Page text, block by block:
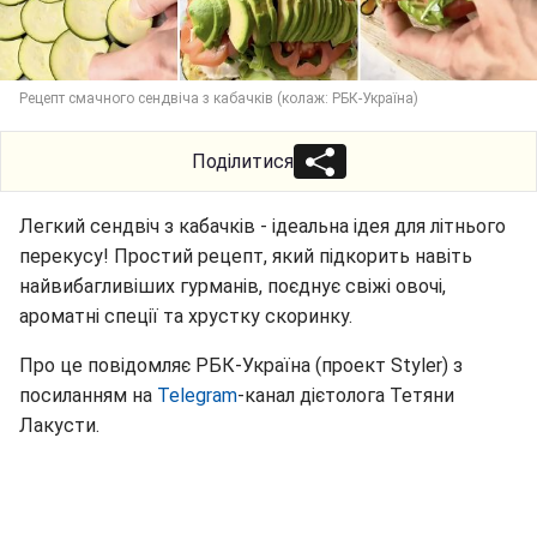
Рецепт смачного сендвіча з кабачків (колаж: РБК-Україна)
Поділитися
Легкий сендвіч з кабачків - ідеальна ідея для літнього
перекусу! Простий рецепт, який підкорить навіть
найвибагливіших гурманів, поєднує свіжі овочі,
ароматні спеції та хрустку скоринку.
Про це повідомляє РБК-Україна (проект Styler) з
посиланням на Telegram-канал дієтолога Тетяни
Лакусти.